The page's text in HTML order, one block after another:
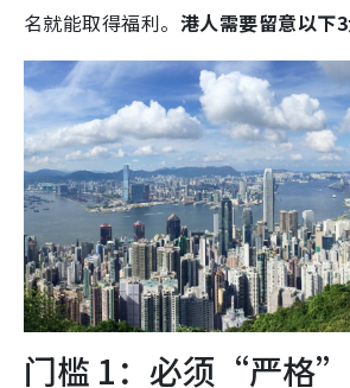
名就能取得福利。 港人需要留意以下3
门槛 1：必须“严格